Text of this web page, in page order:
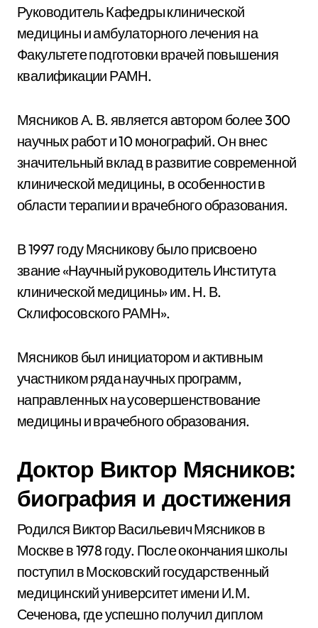
Руководитель Кафедры клинической
медицины и амбулаторного лечения на
Факультете подготовки врачей повышения
квалификации РАМН.
Мясников А. В. является автором более 300
научных работ и 10 монографий. Он внес
значительный вклад в развитие современной
клинической медицины, в особенности в
области терапии и врачебного образования.
В 1997 году Мясникову было присвоено
звание «Научный руководитель Института
клинической медицины» им. Н. В.
Склифосовского РАМН».
Мясников был инициатором и активным
участником ряда научных программ,
направленных на усовершенствование
медицины и врачебного образования.
Доктор Виктор Мясников:
биография и достижения
Родился Виктор Васильевич Мясников в
Москве в 1978 году. После окончания школы
поступил в Московский государственный
медицинский университет имени И.М.
Сеченова, где успешно получил диплом